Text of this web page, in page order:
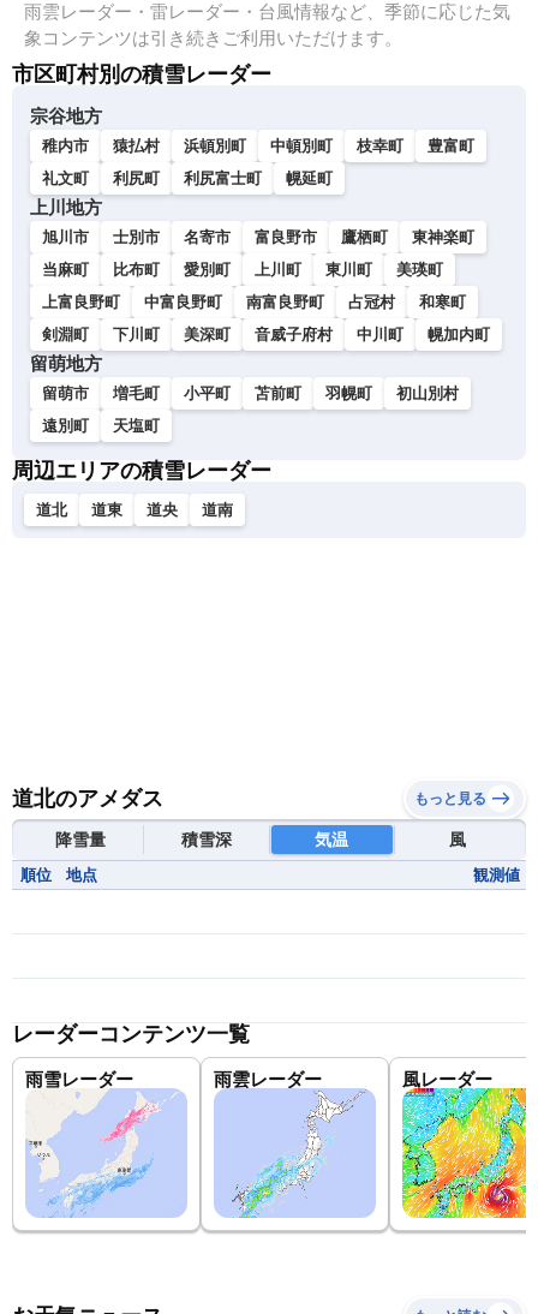
雨雲レーダー・雷レーダー・台風情報など、季節に応じた気
象コンテンツは引き続きご利用いただけます。
市区町村別の積雪レーダー
宗谷地方
稚内市 猿払村 浜頓別町 中頓別町 枝幸町
豊富町
礼文町
利尻町 利尻富士町 幌延町
上川地方
旭川市 士別市 名寄市 富良野市 鷹栖町
東神楽町
当麻町
比布町 愛別町 上川町 東川町
美瑛町
上富良野町
中富良野町 南富良野町 占冠村
和寒町
剣淵町
下川町 美深町 音威子府村 中川町 幌加内町
留萌地方
留萌市 増毛町 小平町 苫前町 羽幌町
初山別村
遠別町
天塩町
周辺エリアの積雪レーダー
道北 道東 道央 道南
道北のアメダス もっと見る
降雪量 積雪深 気温 風
順位 地点 観測値
レーダーコンテンツ一覧
雨雪レーダー 雨雲レーダー 風レーダー